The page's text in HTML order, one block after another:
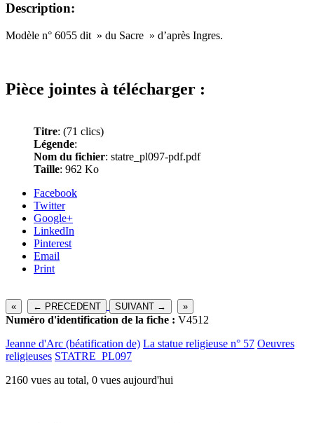
Description:
Modèle n° 6055 dit » du Sacre » d’après Ingres.
Pièce jointes à télécharger :
Titre: (71 clics)
Légende:
Nom du fichier: statre_pl097-pdf.pdf
Taille: 962 Ko
Facebook
Twitter
Google+
LinkedIn
Pinterest
Email
Print
« ← PRECEDENT SUIVANT → »
Numéro d'identification de la fiche : V4512
Jeanne d'Arc (béatification de) La statue religieuse n° 57 Oeuvres
religieuses STATRE_PL097
2160 vues au total, 0 vues aujourd'hui